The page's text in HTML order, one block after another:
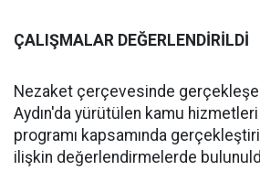
ÇALIŞMALAR DEĞERLENDİRİLDİ
Nezaket çerçevesinde
Aydın'da yürütülen kamu
programı kapsamında
ilişkin değerlendirmelerde